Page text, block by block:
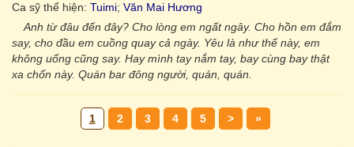
Ca sỹ thể hiện: Tuimi; Văn Mai Hương
Anh từ đâu đến đây? Cho lòng em ngất ngây. Cho hồn em đắm
say, cho đầu em cuồng quay cả ngày. Yêu là như thế này, em
không uống cũng say. Hay mình tay nắm tay, bay cùng bay thật
xa chốn này. Quán bar đông người, quán, quán.
1 2 3 4 5 > »